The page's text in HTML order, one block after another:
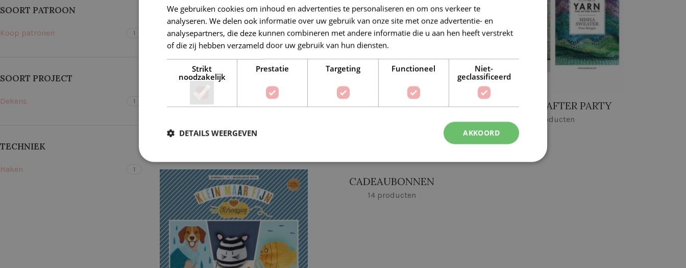
SOORT PATROON
Koop patronen 1
SOORT PROJECT
Dekens 1
TECHNIEK
Haken 1
MACRAME, WEVEN,
BOEKEN
TIJDSCHRIFTEN SCHEEPJES AFTER PARTY
29 producten
CADEAUBONNEN
14 producten
We gebruiken cookies om inhoud en advertenties te personaliseren en om ons verkeer te
analyseren. We delen ook informatie over uw gebruik van onze site met onze advertentie- en
analysepartners, die deze kunnen combineren met andere informatie die u aan hen heeft verstrekt
of die zij hebben verzameld door uw gebruik van hun diensten.
Strikt
noodzakelijk
Prestatie Targeting Functioneel
Niet-
geclassificeerd
AKKOORD
DETAILS WEERGEVEN